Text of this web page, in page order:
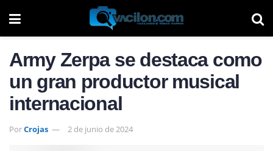
Army Zerpa se destaca como
un gran productor musical
internacional
PorCrojas 2 de junio de 2024